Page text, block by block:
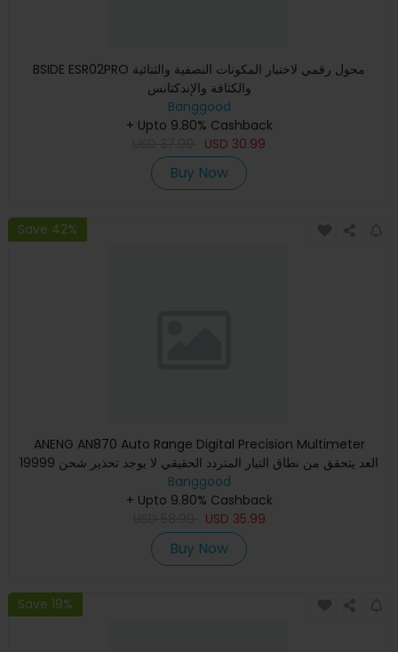
BSIDE ESR02PRO محول رقمي لاختبار المكونات النصفية والثنائية
والكثافة والإندكتانس
Banggood
+ Upto 9.80% Cashback
USD 30.99
Buy Now
Save 42%
ANENG AN870 Auto Range Digital Precision Multimeter
19999 العد يتحقق من نطاق التيار المتردد الحقيقي لا يوجد تحذير شحن
NC
Banggood
+ Upto 9.80% Cashback
USD 35.99
Buy Now
Save 19%